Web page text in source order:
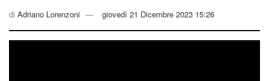
di Adriano Lorenzoni giovedì 21 Dicembre 2023 15:26